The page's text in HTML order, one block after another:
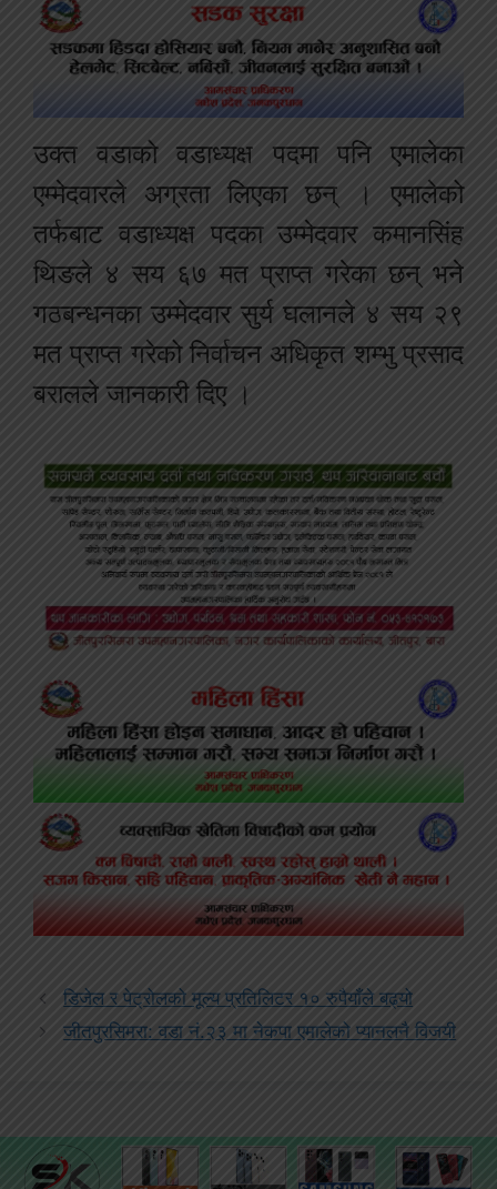
उक्त वडाको वडाध्यक्ष पदमा पनि एमालेका
एम्मेदवारले अग्रता लिएका छन् । एमालेको
तर्फबाट वडाध्यक्ष पदका उम्मेदवार कमानसिंह
थिङले ४ सय ६७ मत प्राप्त गरेका छन् भने
गठबन्धनका उम्मेदवार सुर्य घलानले ४ सय २९
मत प्राप्त गरेको निर्वाचन अधिकृत शम्भु प्रसाद
बरालले जानकारी दिए ।
डिजेल र पेट्रोलको मूल्य प्रतिलिटर १० रुपैयाँले बढ्यो
जीतपुरसिमरा: वडा नं.२३ मा नेकपा एमालेको प्यानलनै विजयी